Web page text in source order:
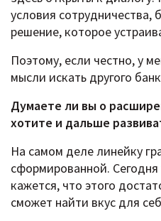
условия сотрудничества,
решение, которое
Поэтому, если честно, у
мысли искать другого
Думаете ли вы о
хотите и дальше
На самом деле линейку
сформированной.
кажется, что этого
сможет найти вкус для